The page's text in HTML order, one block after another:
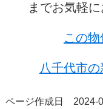
までお気軽
この
八千代市
ページ作成日 2024-